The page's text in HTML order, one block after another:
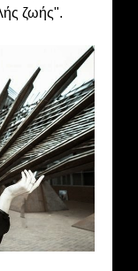
ζωής".